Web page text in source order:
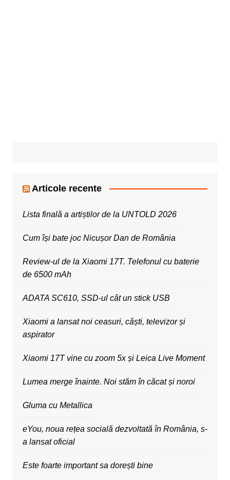
Articole recente
Lista finală a artiștilor de la UNTOLD 2026
Cum își bate joc Nicușor Dan de România
Review-ul de la Xiaomi 17T. Telefonul cu baterie
de 6500 mAh
ADATA SC610, SSD-ul cât un stick USB
Xiaomi a lansat noi ceasuri, căști, televizor și
aspirator
Xiaomi 17T vine cu zoom 5x și Leica Live Moment
Lumea merge înainte. Noi stăm în căcat și noroi
Gluma cu Metallica
eYou, noua rețea socială dezvoltată în România, s-
a lansat oficial
Este foarte important sa dorești bine